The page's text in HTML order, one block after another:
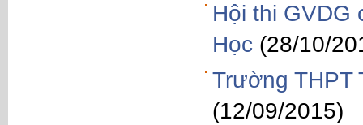
Hội thi GVDG
Học (28/10/
Trường THPT
(12/09/2015)